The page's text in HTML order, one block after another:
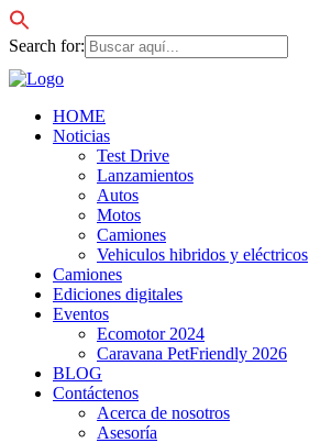
Search for:
HOME
Noticias
Test Drive
Lanzamientos
Autos
Motos
Camiones
Vehiculos hibridos y eléctricos
Camiones
Ediciones digitales
Eventos
Ecomotor 2024
Caravana PetFriendly 2026
BLOG
Contáctenos
Acerca de nosotros
Asesoría